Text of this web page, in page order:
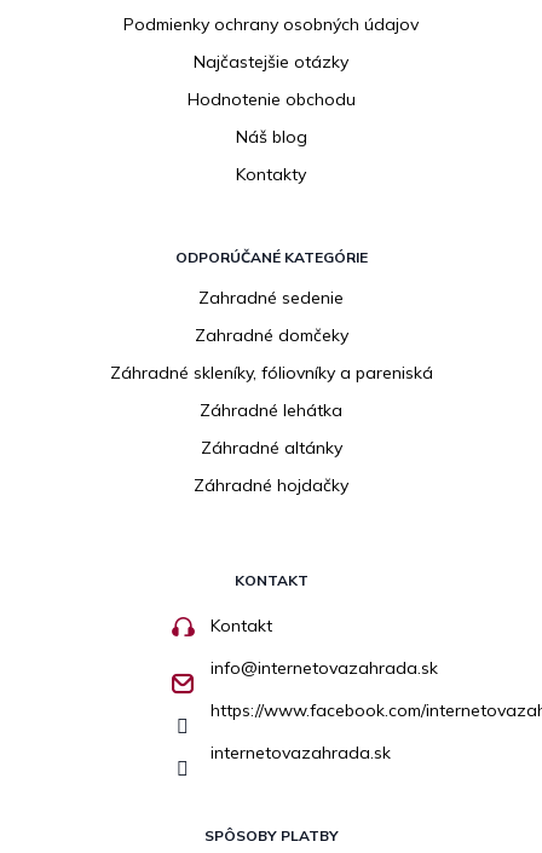
Podmienky ochrany osobných údajov
Najčastejšie otázky
Hodnotenie obchodu
Náš blog
Kontakty
ODPORÚČANÉ KATEGÓRIE
Zahradné sedenie
Zahradné domčeky
Záhradné skleníky, fóliovníky a pareniská
Záhradné lehátka
Záhradné altánky
Záhradné hojdačky
KONTAKT
Kontakt
info@internetovazahrada.sk
https://www.facebook.com/
internetovazahrada.sk
SPÔSOBY PLATBY